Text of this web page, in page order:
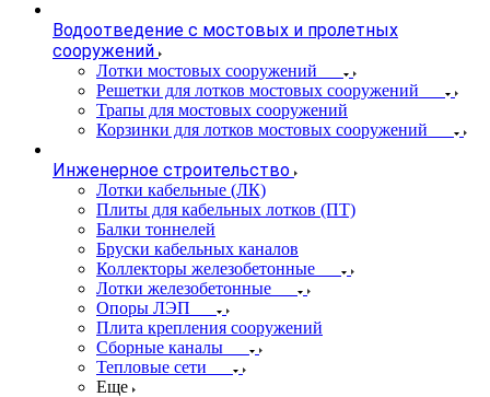
Водоотведение с мостовых и пролетных
сооружений
Лотки мостовых сооружений
Решетки для лотков мостовых сооружений
Трапы для мостовых сооружений
Корзинки для лотков мостовых сооружений
Инженерное строительство
Лотки кабельные (ЛК)
Плиты для кабельных лотков (ПТ)
Балки тоннелей
Бруски кабельных каналов
Коллекторы железобетонные
Лотки железобетонные
Опоры ЛЭП
Плита крепления сооружений
Сборные каналы
Тепловые сети
Еще